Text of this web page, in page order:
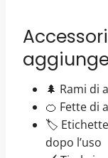
🌲 Rami di
🍊 Fette di
🏷️
dopo l’uso